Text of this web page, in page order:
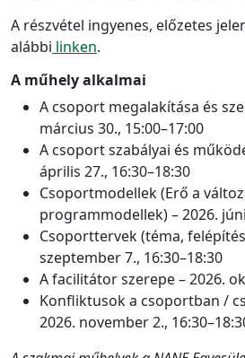
A részvétel ingyenes, előzetes
alábbi linken.
A műhely alkalmai
A csoport megalakítása és
március 30., 15:00–17:00
A csoport szabályai és
április 27., 16:30–18:30
Csoportmodellek (Erő a
programmodellek) – 2026.
Csoporttervek (téma,
szeptember 7., 16:30–18:30
A facilitátor szerepe – 2026.
Konfliktusok a csoportban /
2026. november 2.,